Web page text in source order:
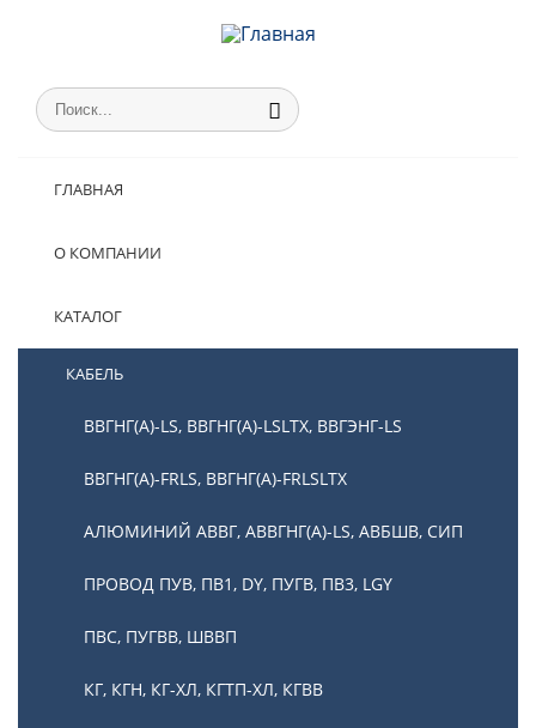
ГЛАВНАЯ
О КОМПАНИИ
КАТАЛОГ
КАБЕЛЬ
ВВГНГ(А)-LS, ВВГНГ(А)-LSLTX, ВВГЭНГ-LS
ВВГНГ(А)-FRLS, ВВГНГ(А)-FRLSLTX
АЛЮМИНИЙ АВВГ, АВВГНГ(А)-LS, АВБШВ, СИП
ПРОВОД ПУВ, ПВ1, DY, ПУГВ, ПВ3, LGY
ПВС, ПУГВВ, ШВВП
КГ, КГН, КГ-ХЛ, КГТП-ХЛ, КГВВ